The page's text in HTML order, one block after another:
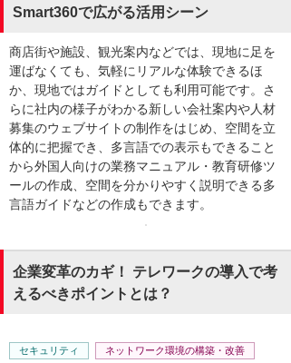
Smart360で広がる活用シーン
商店街や施設、観光案内などでは、現地に足を
運ばなくても、気軽にリアルな体験できるほ
か、現地ではガイドとしても利用可能です。さ
らに社内の様子がわかる新しい会社案内や人材
募集のウェブサイトの制作をはじめ、空間を立
体的に把握でき、多言語での表示もできること
から外国人向けの業務マニュアル・教育研修ツ
ールの作成、空間を分かりやすく説明できる多
言語ガイドなどの作成もできます。
企業変革のカギ！ テレワークの導入で考
えるべきポイントとは？
セキュリティ
ネットワーク環境の構築・改善